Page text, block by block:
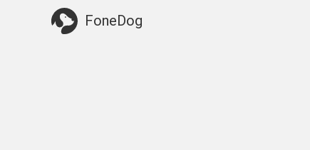
FoneDog
你可能需要的东西：